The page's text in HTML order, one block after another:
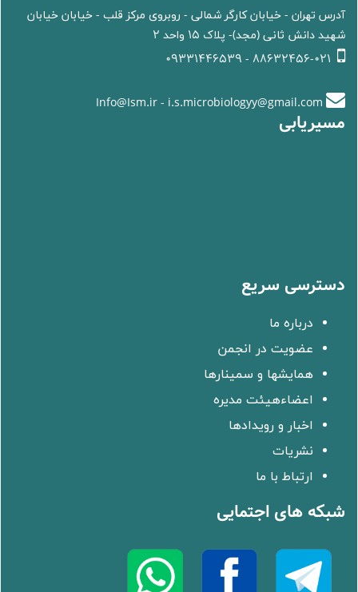
آدرس تهران - خیابان کارگر شمالی - روبروی مرکز قلب - خیابان خیابان
شهید دانش ثانی (مجد)- پلاک 15 واحد 2
مسیریابی
دسترسی سریع
درباره ما
عضویت در انجمن
همایشها و سمینارها
اعضاءهیئت مدیره
اخبار و رویدادها
نشریات
ارتباط با ما
شبکه های اجتمایی